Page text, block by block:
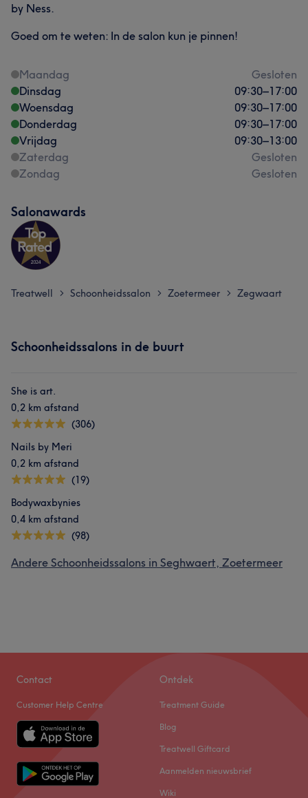
by Ness.
Goed om te weten: In de salon kun je pinnen!
Maandag
Gesloten
Dinsdag
09:30–17:00
Woensdag
09:30–17:00
Donderdag
09:30–17:00
Vrijdag
09:30–13:00
Zaterdag
Gesloten
Zondag
Gesloten
Salonawards
Treatwell > Schoonheidssalon > Zoetermeer > Zegwaart
Schoonheidssalons in de buurt
She is art.
0,2 km afstand
(306)
Nails by Meri
0,2 km afstand
(19)
Bodywaxbynies
0,4 km afstand
(98)
Andere Schoonheidssalons in Seghwaert, Zoetermeer
Contact
Customer Help Centre
Ontdek
Treatment Guide
Blog
Treatwell Giftcard
Aanmelden nieuwsbrief
Wiki